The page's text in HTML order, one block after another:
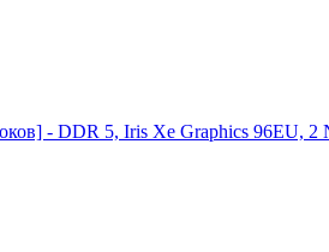
- DDR 5, Iris Xe Graphics 96EU,